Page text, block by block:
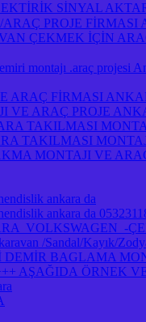
SİNYAL
PROJE
ÇEKMEK İÇİN
montajı .araç projesi
ARAÇ FİRMASI
VE ARAÇ PROJE
TAKILMASI
TAKILMASI
MONTAJI VE
ankara da
ankara da
/Sandal/Kayık/
BAGLAMA
AŞAĞIDA ÖRNEK